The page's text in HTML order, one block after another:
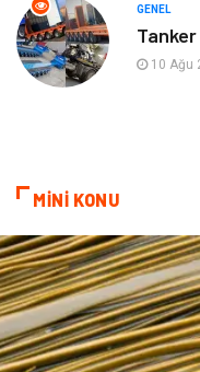
Astroloji
GENEL
10 Ağu
MİNİ KONU